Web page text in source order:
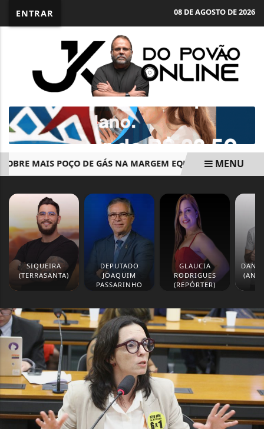
ENTRAR 08 DE AGOSTO DE 2026
MAIS POÇO DE GÁS NA MARGEM EQUATORIAL DA
MENU
SIQUEIRA
(TERRASANTA)
DEPUTADO
JOAQUIM
PASSARINHO
GLAUCIA
RODRIGUES
(REPÓRTER)